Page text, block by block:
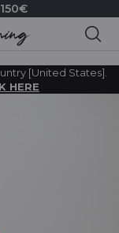
[United States].
HERE